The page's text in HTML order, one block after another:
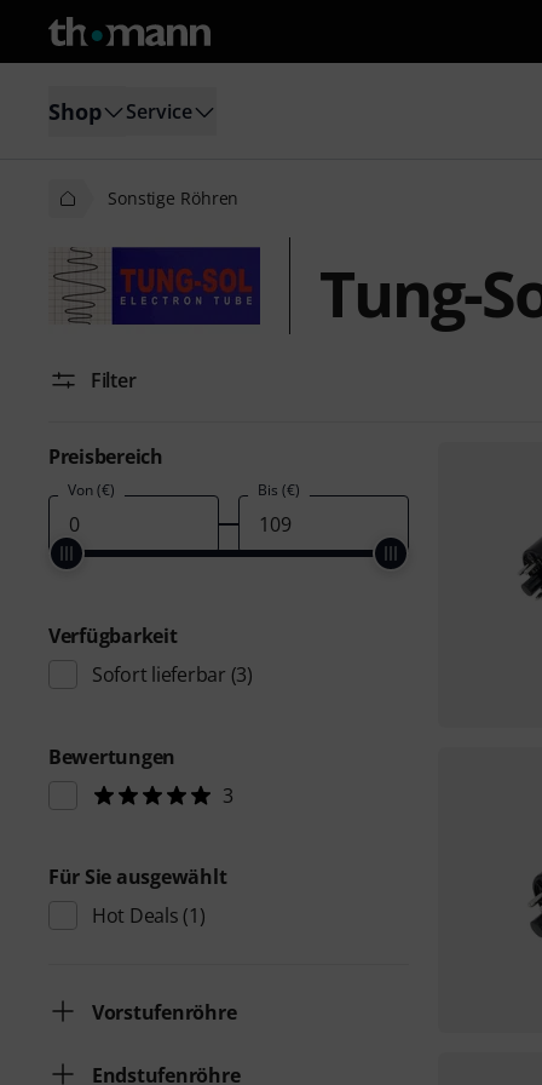
Shop Service
Sonstige Röhren
Tung-
Filter
Preisbereich
Von (€) Bis (€)
Verfügbarkeit
Sofort lieferbar (3)
Bewertungen
3
Für Sie ausgewählt
Hot Deals (1)
Vorstufenröhre
Endstufenröhre